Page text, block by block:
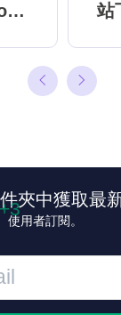
站
夾中獲取最
使用者訂閱。